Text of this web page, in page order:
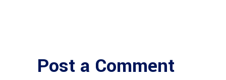
Post a Comment